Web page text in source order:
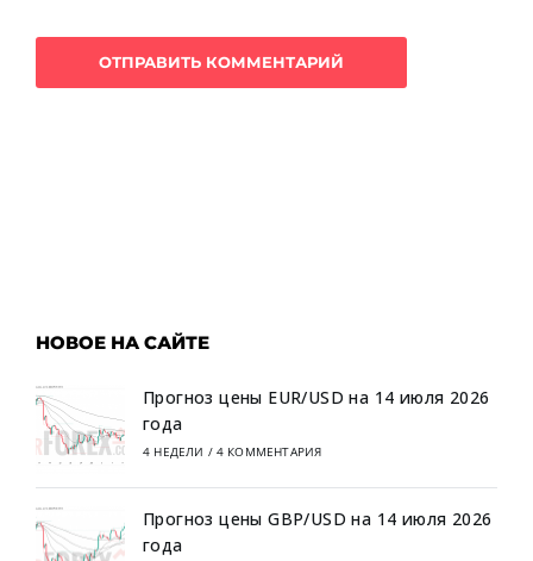
НОВОЕ НА САЙТЕ
Прогноз цены EUR/USD на 14 июля 2026
года
4 НЕДЕЛИ / 4 КОММЕНТАРИЯ
Прогноз цены GBP/USD на 14 июля 2026
года